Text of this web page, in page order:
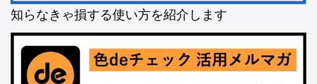
知らなきゃ損する使い方を紹介します